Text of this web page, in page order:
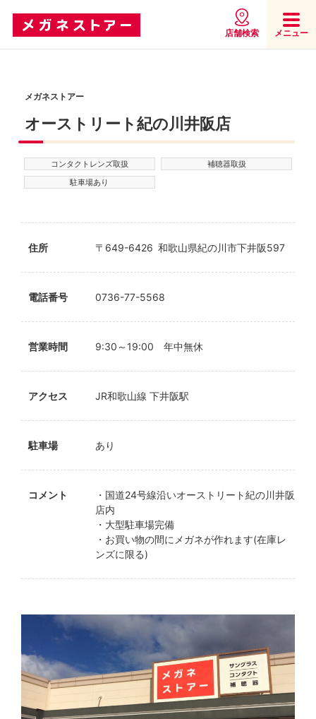
店舗検索 メニュー
メガネストアー
オーストリート紀の川井阪店
コンタクトレンズ取扱
補聴器取扱
駐車場あり
住所 〒649-6426 和歌山県紀の川市下井阪597
電話番号 0736-77-5568
営業時間 9:30～19:00 年中無休
アクセス JR和歌山線 下井阪駅
駐車場 あり
コメント
・国道24号線沿いオーストリート紀の川井阪
店内
・大型駐車場完備
・お買い物の間にメガネが作れます(在庫レ
ンズに限る)